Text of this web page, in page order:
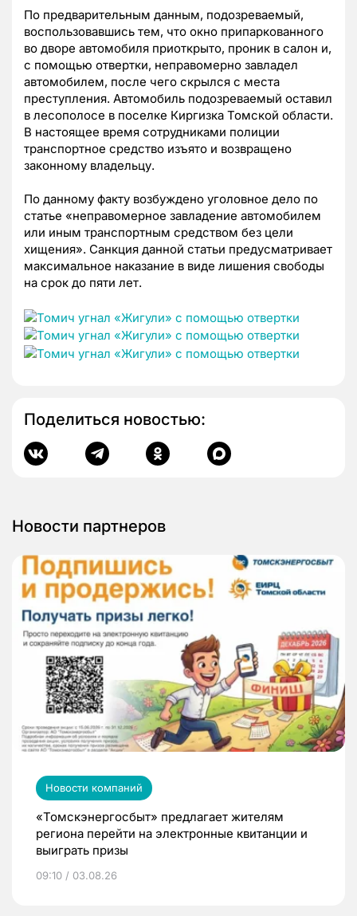
По предварительным данным, подозреваемый,
воспользовавшись тем, что окно припаркованного
во дворе автомобиля приоткрыто, проник в салон и,
с помощью отвертки, неправомерно завладел
автомобилем, после чего скрылся с места
преступления. Автомобиль подозреваемый оставил
в лесополосе в поселке Киргизка Томской области.
В настоящее время сотрудниками полиции
транспортное средство изъято и возвращено
законному владельцу.
По данному факту возбуждено уголовное дело по
статье «неправомерное завладение автомобилем
или иным транспортным средством без цели
хищения». Санкция данной статьи предусматривает
максимальное наказание в виде лишения свободы
на срок до пяти лет.
Поделиться новостью:
Новости партнеров
Новости компаний
«Томскэнергосбыт» предлагает жителям
региона перейти на электронные квитанции и
выиграть призы
09:10 / 03.08.26